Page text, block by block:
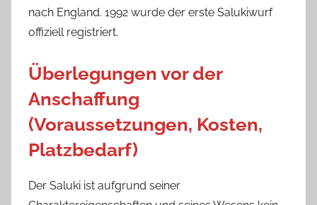
nach England. 1992 wurde der erste Salukiwurf
offiziell registriert.
Überlegungen vor der
Anschaffung
(Voraussetzungen, Kosten,
Platzbedarf)
Der Saluki ist aufgrund seiner